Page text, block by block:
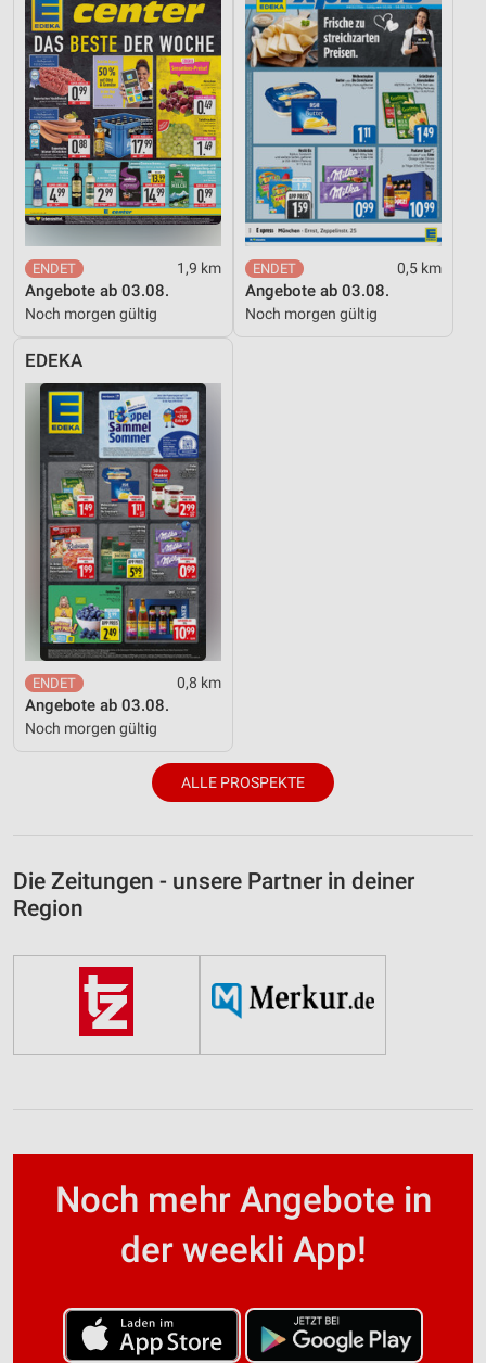
1,9 km
Angebote ab 03.08.
Noch morgen gültig
0,5 km
Angebote ab 03.08.
Noch morgen gültig
EDEKA
0,8 km
Angebote ab 03.08.
Noch morgen gültig
ALLE PROSPEKTE
Die Zeitungen - unsere Partner in deiner
Region
Noch mehr Angebote in
der weekli App!